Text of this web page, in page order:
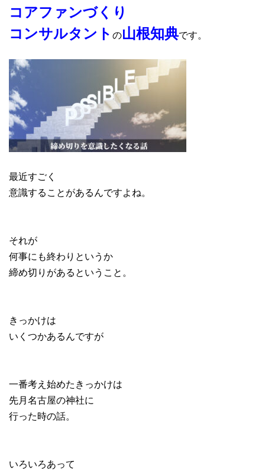
コアファンづくり
コンサルタント の山根知典です。
最近すごく
意識することがあるんですよね。
それが
何事にも終わりというか
締め切りがあるということ。
きっかけは
いくつかあるんですが
一番考え始めたきっかけは
先月名古屋の神社に
行った時の話。
いろいろあって